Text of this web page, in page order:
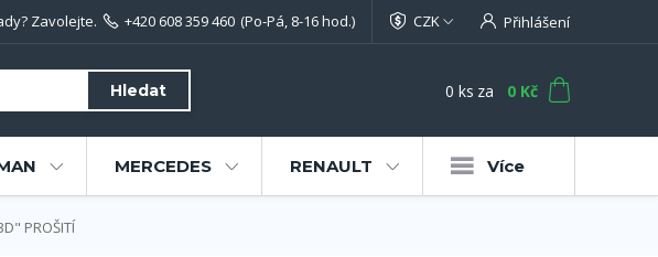
CZK Přihlášení
Hledat
Zavolejte. +420 608 359 460 (Po-Pá, 8-16 hod.)
0 ks za 0 Kč
MERCEDES RENAULT Více
PROŠITÍ